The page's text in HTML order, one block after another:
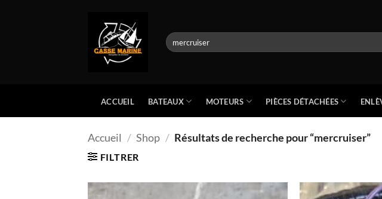
Recherche
pour :
ACCUEIL BATEAUX MOTEURS PIÈCES DÉTACHÉES
Accueil / Shop / Résultats de recherche pour “mercruiser”
FILTRER